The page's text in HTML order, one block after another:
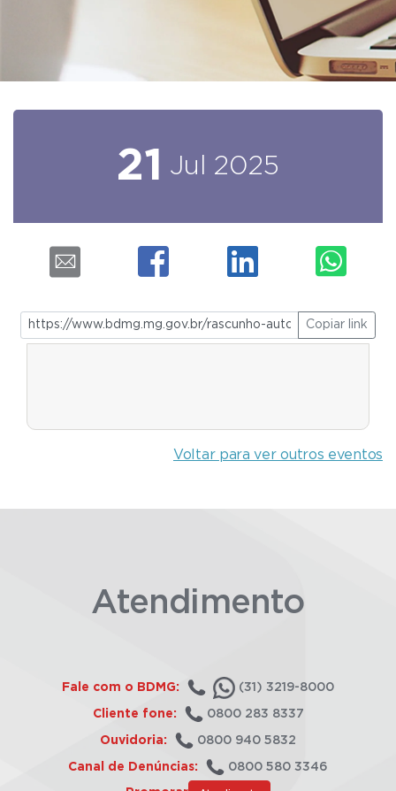
21 Jul 2025
Copiar link
Voltar para ver outros eventos
Atendimento
Fale com o BDMG: (31) 3219-8000
Cliente fone: 0800 283 8337
Ouvidoria: 0800 940 5832
Canal de Denúncias: 0800 580 3346